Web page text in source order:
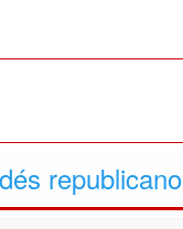
republicano